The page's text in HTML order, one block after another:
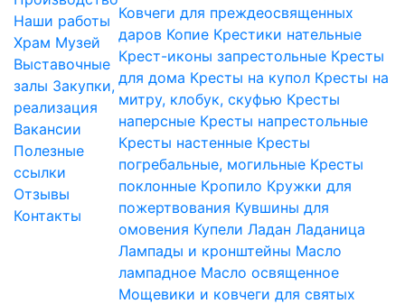
Наши работы
Храм Музей
Выставочные
залы Закупки,
реализация
Вакансии
Полезные
ссылки
Отзывы
Контакты
Ковчеги для преждеосвященных
даров Копие Крестики нательные
Крест-иконы запрестольные Кресты
для дома Кресты на купол Кресты на
митру, клобук, скуфью Кресты
наперсные Кресты напрестольные
Кресты настенные Кресты
погребальные, могильные Кресты
поклонные Кропило Кружки для
пожертвования Кувшины для
омовения Купели Ладан Ладаница
Лампады и кронштейны Масло
лампадное Масло освященное
Мощевики и ковчеги для святых